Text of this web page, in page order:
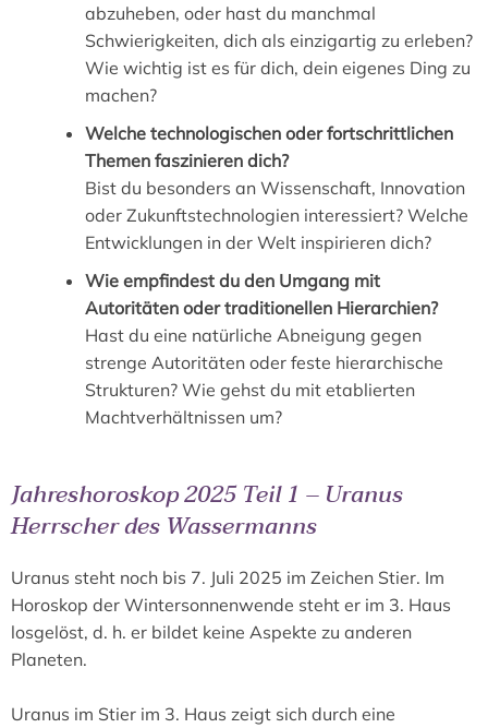
abzuheben, oder hast du manchmal
Schwierigkeiten, dich als einzigartig zu erleben?
Wie wichtig ist es für dich, dein eigenes Ding zu
machen?
Welche technologischen oder fortschrittlichen
Themen faszinieren dich?
Bist du besonders an Wissenschaft, Innovation
oder Zukunftstechnologien interessiert? Welche
Entwicklungen in der Welt inspirieren dich?
Wie empfindest du den Umgang mit
Autoritäten oder traditionellen Hierarchien?
Hast du eine natürliche Abneigung gegen
strenge Autoritäten oder feste hierarchische
Strukturen? Wie gehst du mit etablierten
Machtverhältnissen um?
Jahreshoroskop 2025 Teil 1 – Uranus
Herrscher des Wassermanns
Uranus steht noch bis 7. Juli 2025 im Zeichen Stier. Im
Horoskop der Wintersonnenwende steht er im 3. Haus
losgelöst, d. h. er bildet keine Aspekte zu anderen
Planeten.
Uranus im Stier im 3. Haus zeigt sich durch eine